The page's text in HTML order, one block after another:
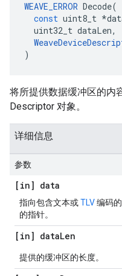
WEAVE_ERROR Decode(
const uint8_t *
uint32_t dataLen,
)
将所提供数据缓冲区的内
Descriptor 对象。
详细信息
参数
[in] data
指向包含文本或TLV编码
的指针。
[in] dataLen
提供的缓冲区的长度。